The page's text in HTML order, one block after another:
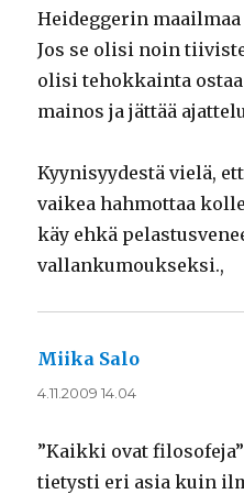
Heideggerin
Jos se olisi noin
olisi tehokkainta
mainos ja jättää
Kyynisyydestä vielä,
vaikea hahmottaa
käy ehkä
vallankumoukseksi.,
Miika Salo
4.11.2009 14.04
”Kaikki ovat
tietysti eri asia kuin